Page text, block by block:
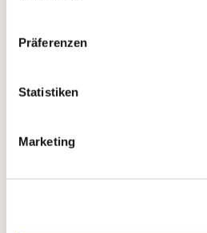
Präferenzen
Statistiken
Marketing